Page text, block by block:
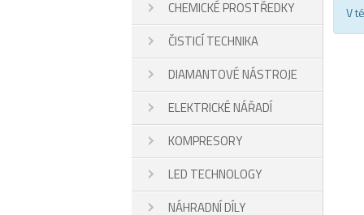
CHEMICKÉ PROSTŘEDKY
ČISTICÍ TECHNIKA
DIAMANTOVÉ NÁSTROJE
ELEKTRICKÉ NÁŘADÍ
KOMPRESORY
LED TECHNOLOGY
NÁHRADNÍ DÍLY
V